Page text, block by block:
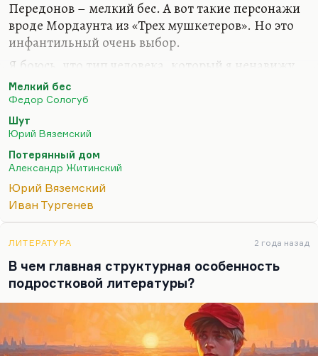
Передонов – мелкий бес. А вот такие персонажи
вроде Мордаунта из «Трех мушкетеров». Но это
инфантильный очень выбор.
Я боюсь, что тип человека, который я ненавижу
(тот, кто высмеивает чужие слабости, злораден,
ненавидит чужую слабость, не способен к
умилению, а только к нанесению ударов по
самому больному месту).
Я думаю, что у Юрия Вяземского в «Шуте» этот
тип обозначен. Я с ужасом узнал от Юрия
Павловича, что это автопортрет. Потому что
Вяземский не такой. Но вообще говоря, шут – это
Андрея Эшпая – это семейная картина,
гениальный фильм абсолютно, мало кому…
Мелкий бес
Федор Сологуб
Шут
Юрий Вяземский
Потерянный дом
Александр Житинский
Юрий Вяземский
Иван Тургенев
ЛИТЕРАТУРА 2 года назад
В чем главная структурная особенность
подростковой литературы?